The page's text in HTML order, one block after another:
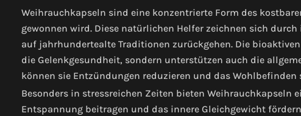
Weihrauchkapseln sind eine konzentrierte Form des
gewonnen wird. Diese natürlichen Helfer zeichnen sich
auf jahrhundertealte Traditionen zurückgehen. Die
die Gelenkgesundheit, sondern unterstützen auch die
können sie Entzündungen reduzieren und das Wohlbefinden
Besonders in stressreichen Zeiten bieten Weihrauchkapseln
Entspannung beitragen und das innere Gleichgewicht